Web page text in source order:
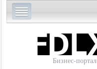
Бизнес-